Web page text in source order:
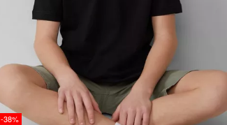
-38%